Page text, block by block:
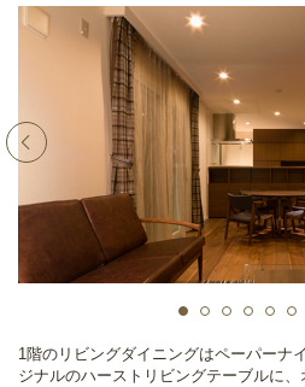
1階のリビングダイニングはペーパーナ
ジナルのハーストリビングテーブルに